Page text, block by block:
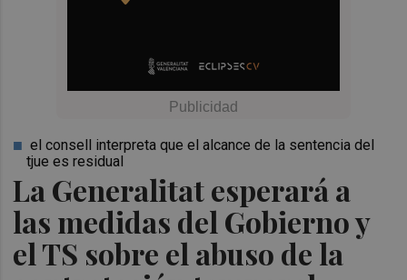
La Generalitat esperará a
las medidas del Gobierno y
el TS sobre el abuso de la
el consell interpreta que el alcance de la sentencia del
tjue es residual